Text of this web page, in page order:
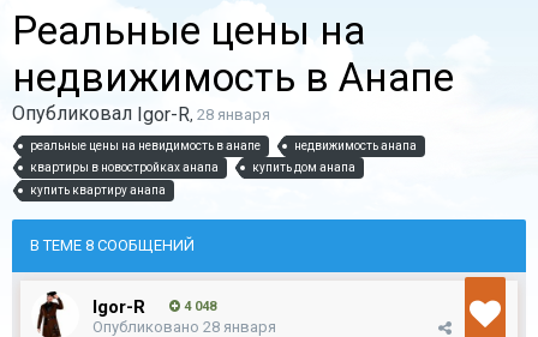
Реальные цены на
недвижимость в Анапе
Опубликовал Igor-R, 28 января
реальные цены на невидимость в анапе
недвижимость анапа
квартиры в новостройках анапа
купить дом анапа
купить квартиру анапа
В ТЕМЕ 8 СООБЩЕНИЙ
Igor-R 4 048
Опубликовано 28 января